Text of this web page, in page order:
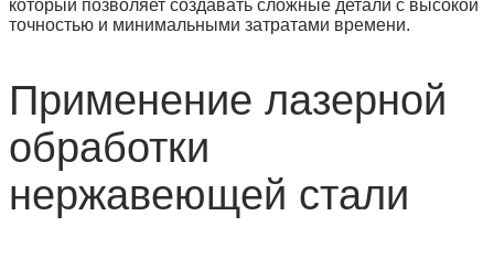
который позволяет создавать сложные детали с высокой
точностью и минимальными затратами времени.
Применение лазерной
обработки
нержавеющей стали